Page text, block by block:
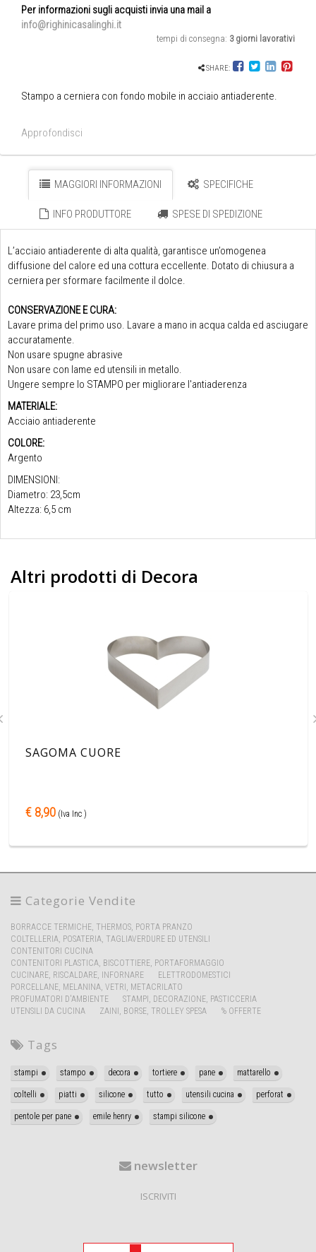
Per informazioni sugli acquisti invia una mail a
info@righinicasalinghi.it
tempi di consegna: 3 giorni lavorativi
SHARE:
Stampo a cerniera con fondo mobile in acciaio antiaderente.
Approfondisci
MAGGIORI INFORMAZIONI SPECIFICHE
INFO PRODUTTORE SPESE DI SPEDIZIONE
L’acciaio antiaderente di alta qualità, garantisce un’omogenea
diffusione del calore ed una cottura eccellente. Dotato di chiusura a
cerniera per sformare facilmente il dolce.
CONSERVAZIONE E CURA:
Lavare prima del primo uso. Lavare a mano in acqua calda ed asciugare
accuratamente.
Non usare spugne abrasive
Non usare con lame ed utensili in metallo.
Ungere sempre lo STAMPO per migliorare l'antiaderenza
MATERIALE:
Acciaio antiaderente
COLORE:
Argento
DIMENSIONI:
Diametro: 23,5cm
Altezza: 6,5 cm
Altri prodotti di Decora
SAGOMA CUORE
€ 8,90(Iva Inc )
Categorie Vendite
BORRACCE TERMICHE, THERMOS, PORTA PRANZO
COLTELLERIA, POSATERIA, TAGLIAVERDURE ED UTENSILI
CONTENITORI CUCINA
CONTENITORI PLASTICA, BISCOTTIERE, PORTAFORMAGGIO
CUCINARE, RISCALDARE, INFORNARE
ELETTRODOMESTICI
PORCELLANE, MELANINA, VETRI, METACRILATO
PROFUMATORI D'AMBIENTE
STAMPI, DECORAZIONE, PASTICCERIA
UTENSILI DA CUCINA
ZAINI, BORSE, TROLLEY SPESA % OFFERTE
Tags
stampi stampo decora tortiere pane mattarello
coltelli piatti silicone tutto utensili cucina perforat
pentole per pane emile henry stampi silicone
newsletter
ISCRIVITI